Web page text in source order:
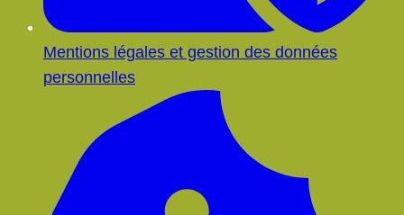
Mentions légales et gestion des données
personnelles